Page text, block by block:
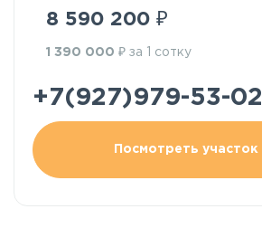
8 590 200 ₽
1 390 000 ₽ за 1 сотку
+7(927)979-53-02
Посмотреть участок